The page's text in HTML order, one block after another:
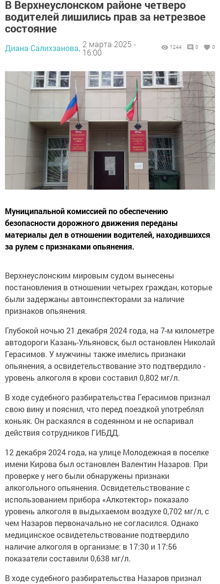
В Верхнеуслонском районе четверо
водителей лишились прав за нетрезвое
состояние
Диана Салихзанова, 2 марта 2025 -
16:00
1244 0 0
Муниципальной комиссией по обеспечению
безопасности дорожного движения переданы
материалы дел в отношении водителей, находившихся
за рулем с признаками опьянения.
Верхнеуслонским мировым судом вынесены
постановления в отношении четырех граждан, которые
были задержаны автоинспекторами за наличие
признаков опьянения.
Глубокой ночью 21 декабря 2024 года, на 7-м километре
автодороги Казань-Ульяновск, был остановлен Николай
Герасимов. У мужчины также имелись признаки
опьянения, а освидетельствование это подтвердило -
уровень алкоголя в крови составил 0,802 мг/л.
В ходе судебного разбирательства Герасимов признал
свою вину и пояснил, что перед поездкой употреблял
коньяк. Он раскаялся в содеянном и не оспаривал
действия сотрудников ГИБДД.
12 декабря 2024 года, на улице Молодежная в поселке
имени Кирова был остановлен Валентин Назаров. При
проверке у него были обнаружены признаки
алкогольного опьянения. Освидетельствование с
использованием прибора «Алкотектор» показало
уровень алкоголя в выдыхаемом воздухе 0,702 мг/л, с
чем Назаров первоначально не согласился. Однако
медицинское освидетельствование подтвердило
наличие алкоголя в организме: в 17:30 и 17:56
показатели составили 0,638 мг/л.
В ходе судебного разбирательства Назаров признал